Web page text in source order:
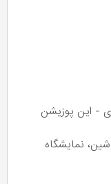
- این پوزیشن
نمایشگاه